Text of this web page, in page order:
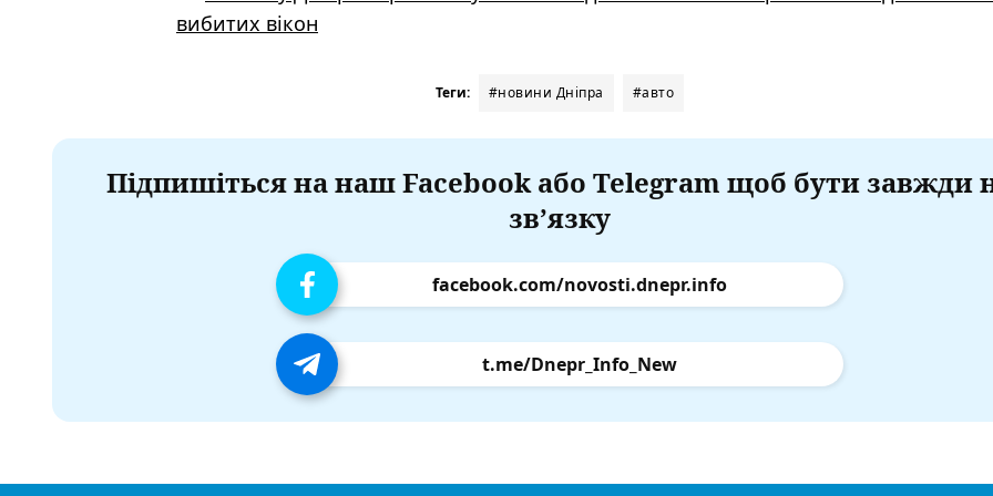
вибитих вікон
Теги: #новини Дніпра #авто
Підпишіться на наш Facebook або Telegram щоб бути завжди
зв’язку
facebook.com/novosti.dnepr.info
t.me/Dnepr_Info_New